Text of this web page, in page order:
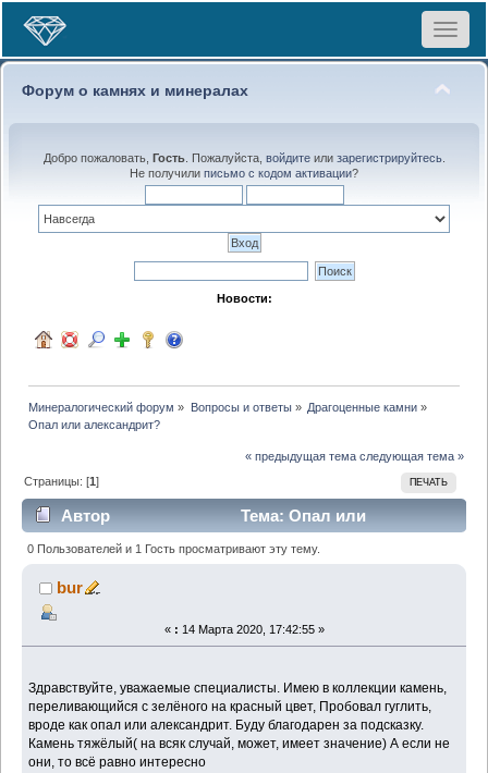
Toggle
Форум о камнях и минералах
Добро пожаловать, Гость. Пожалуйста, войдитеили зарегистрируйтесь.
Не получили письмо с кодом активации?
Новости:
Минералогический форум » Вопросы и ответы» Драгоценные камни»
Опал или александрит?
« предыдущая тема следующая тема »
ПЕЧАТЬ
Страницы: [1]
Автор
Тема: Опал или
александрит? (Прочитано 4019 раз)
0 Пользователей и 1 Гость просматривают эту тему.
bur
« : 14 Марта 2020, 17:42:55 »
Здравствуйте, уважаемые специалисты. Имею в коллекции камень,
переливающийся с зелёного на красный цвет, Пробовал гуглить,
вроде как опал или александрит. Буду благодарен за подсказку.
Камень тяжёлый( на всяк случай, может, имеет значение) А если не
они, то всё равно интересно